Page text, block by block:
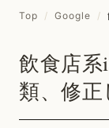
Top / Google /
飲食店
類、修